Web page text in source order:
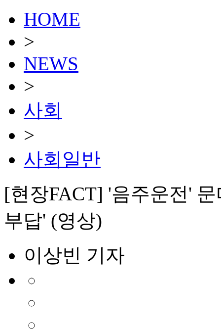
HOME
>
NEWS
>
사회
>
사회일반
[현장FACT] '음주운전'
부답' (영상)
이상빈 기자